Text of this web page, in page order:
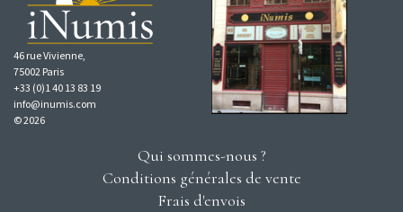
46 rue Vivienne,
75002 Paris
+33 (0)1 40 13 83 19
info@inumis.com
© 2026
Qui sommes-nous ?
Conditions générales de vente
Frais d'envois